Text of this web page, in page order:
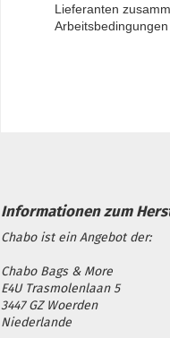
Lieferanten
Chabo ist ein Angebot der:
Chabo Bags & More
E4U Trasmolenlaan 5
3447 GZ Woerden
Niederlande